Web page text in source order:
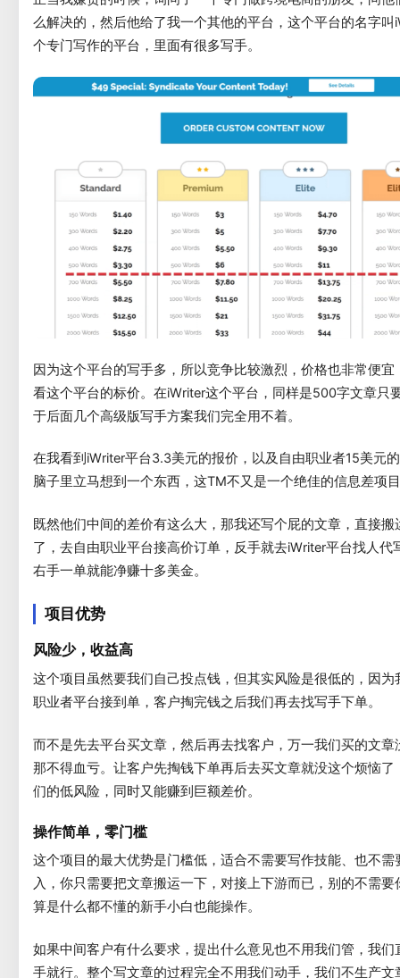
么解决的，然后他给了我一个其他的平台，这个平台的名字叫
个专门写作的平台，里面有很多写手。
因为这个平台的写手多，所以竞争比较激烈，价格也非常便宜
看这个平台的标价。在iWriter这个平台，同样是500字文章只
于后面几个高级版写手方案我们完全用不着。
在我看到iWriter平台3.3美元的报价，以及自由职业者15美元
脑子里立马想到一个东西，这TM不又是一个绝佳的信息差项
既然他们中间的差价有这么大，那我还写个屁的文章，直接搬
了，去自由职业平台接高价订单，反手就去iWriter平台找人代
右手一单就能净赚十多美金。
项目优势
风险少，收益高
这个项目虽然要我们自己投点钱，但其实风险是很低的，因为
职业者平台接到单，客户掏完钱之后我们再去找写手下单。
而不是先去平台买文章，然后再去找客户，万一我们买的文章
那不得血亏。让客户先掏钱下单再后去买文章就没这个烦恼了
们的低风险，同时又能赚到巨额差价。
操作简单，零门槛
这个项目的最大优势是门槛低，适合不需要写作技能、也不需
入，你只需要把文章搬运一下，对接上下游而已，别的不需要
算是什么都不懂的新手小白也能操作。
如果中间客户有什么要求，提出什么意见也不用我们管，我们
手就行。整个写文章的过程完全不用我们动手，我们不生产文